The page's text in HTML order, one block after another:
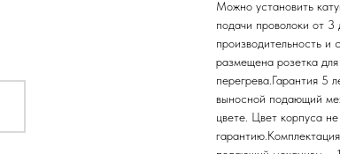
Можно установить
подачи проволоки от
производительность
размещена розетка
перегрева.Гарантия
выносной подающий
цвете. Цвет корпуса